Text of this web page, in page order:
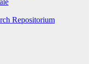
Repositorium